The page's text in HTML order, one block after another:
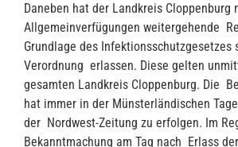
Daneben hat der Landkreis Cloppenburg
Allgemeinverfügungen weitergehende
Grundlage des Infektionsschutzgesetzes
Verordnung erlassen. Diese gelten
gesamten Landkreis Cloppenburg. Die
hat immer in der Münsterländischen
der Nordwest-Zeitung zu erfolgen. Im
Bekanntmachung am Tag nach Erlass der